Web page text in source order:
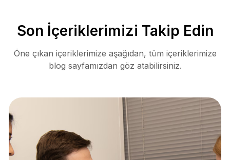
Son İçeriklerimizi Takip Edin
Öne çıkan içeriklerimize aşağıdan, tüm içeriklerimize
blog sayfamızdan göz atabilirsiniz.